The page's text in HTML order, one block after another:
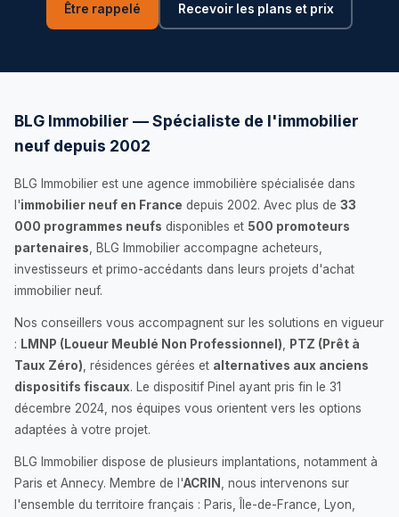
Être rappelé Recevoir les plans et prix
BLG Immobilier — Spécialiste de l'immobilier
neuf depuis 2002
BLG Immobilier est une agence immobilière spécialisée dans
l'immobilier neuf en France depuis 2002. Avec plus de 33
000 programmes neufs disponibles et 500 promoteurs
partenaires , BLG Immobilier accompagne acheteurs,
investisseurs et primo-accédants dans leurs projets d'achat
immobilier neuf.
Nos conseillers vous accompagnent sur les solutions en vigueur
: LMNP (Loueur Meublé Non Professionnel)
PTZ (Prêt à
Taux Zéro) , résidences gérées et alternatives aux anciens
dispositifs fiscaux. Le dispositif Pinel ayant pris fin le 31
décembre 2024, nos équipes vous orientent vers les options
adaptées à votre projet.
BLG Immobilier dispose de plusieurs implantations, notamment à
Paris et Annecy. Membre de l'ACRIN
, nous intervenons sur
l'ensemble du territoire français : Paris, Île-de-France, Lyon,